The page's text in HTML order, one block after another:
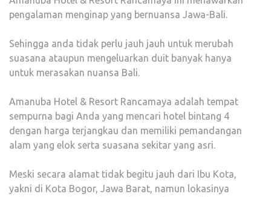
pengalaman menginap yang bernuansa Jawa-Bali.
Sehingga anda tidak perlu jauh jauh untuk merubah
suasana ataupun mengeluarkan duit banyak hanya
untuk merasakan nuansa Bali.
Amanuba Hotel & Resort Rancamaya adalah tempat
sempurna bagi Anda yang mencari hotel bintang 4
dengan harga terjangkau dan memiliki pemandangan
alam yang elok serta suasana sekitar yang asri.
Meski secara alamat tidak begitu jauh dari Ibu Kota,
yakni di Kota Bogor, Jawa Barat, namun lokasinya